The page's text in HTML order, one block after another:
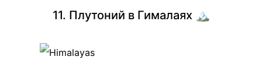
11. Плутоний в Гималаях 🏔️